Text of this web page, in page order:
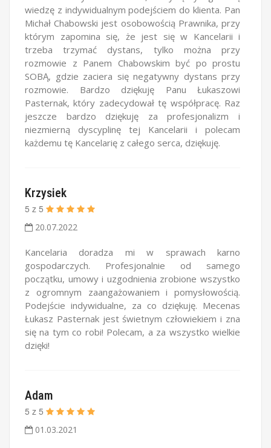
wiedzę z indywidualnym podejściem do klienta. Pan
Michał Chabowski jest osobowością Prawnika, przy
którym zapomina się, że jest się w Kancelarii i
trzeba trzymać dystans, tylko można przy
rozmowie z Panem Chabowskim być po prostu
SOBĄ, gdzie zaciera się negatywny dystans przy
rozmowie. Bardzo dziękuję Panu Łukaszowi
Pasternak, który zadecydował tę współpracę. Raz
jeszcze bardzo dziękuję za profesjonalizm i
niezmierną dyscyplinę tej Kancelarii i polecam
każdemu tę Kancelarię z całego serca, dziękuję.
Krzysiek
5 z 5
20.07.2022
Kancelaria doradza mi w sprawach karno
gospodarczych. Profesjonalnie od samego
początku, umowy i uzgodnienia zrobione wszystko
z ogromnym zaangażowaniem i pomysłowością.
Podejście indywidualne, za co dziękuję. Mecenas
Łukasz Pasternak jest świetnym człowiekiem i zna
się na tym co robi! Polecam, a za wszystko wielkie
dzięki!
Adam
5 z 5
01.03.2021